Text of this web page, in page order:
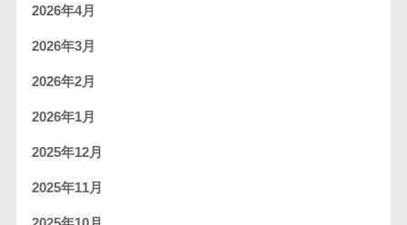
2026年4月
2026年3月
2026年2月
2026年1月
2025年12月
2025年11月